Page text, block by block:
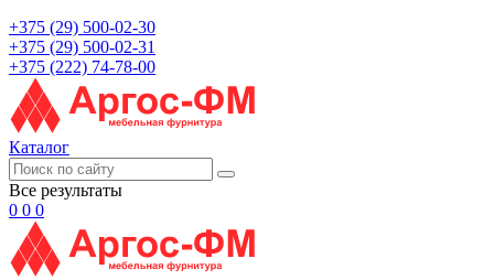
+375 (29) 500-02-30
+375 (29) 500-02-31
+375 (222) 74-78-00
Каталог
Все результаты
0 0 0